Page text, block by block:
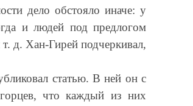
дело обстояло иначе: у
и людей под предлогом
д. Хан-Гирей подчеркивал,
статью. В ней он с
что каждый из них